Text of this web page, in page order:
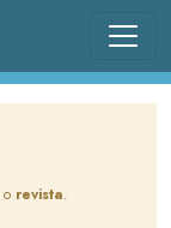
o revista.